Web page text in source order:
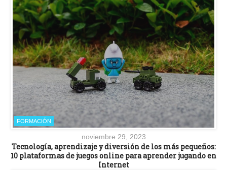
FORMACIÓN
noviembre 29, 2023
Tecnología, aprendizaje y diversión de los más pequeños:
10 plataformas de juegos online para aprender jugando en
Internet